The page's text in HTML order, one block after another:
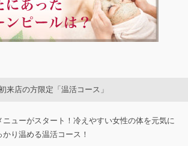
来店の方限定「温活コース」
ニューがスタート！冷えやすい女性の体を元気に
り温める温活コース！